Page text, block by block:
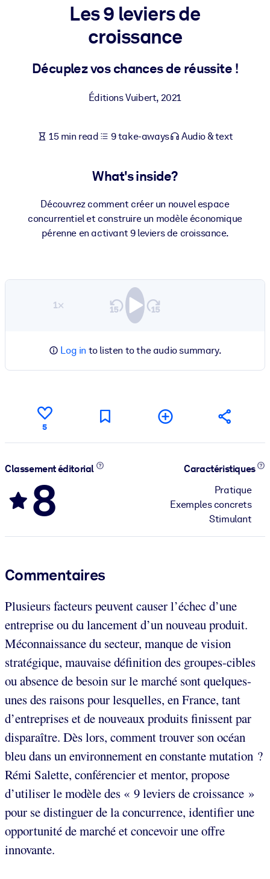
Bring bite-sized, verified knowledge into your LMS/LXP for
learning results.
For Corporate Libraries
knowledge.
Fuel your AI systems with reliable, structured knowledge to
Les 9 leviers de
croissance
Décuplez vos chances de réussite !
Éditions Vuibert, 2021
15 min read 9 take-aways Audio & text
What's inside?
Découvrez comment créer un nouvel espace
concurrentiel et construire un modèle économique
pérenne en activant 9 leviers de croissance.
1×
Log in to listen to the audio summary.
5
Classement éditorial
8
Caractéristiques
Pratique
Exemples concrets
Stimulant
Commentaires
Plusieurs facteurs peuvent causer l’échec d’une
entreprise ou du lancement d’un nouveau produit.
Méconnaissance du secteur, manque de vision
stratégique, mauvaise définition des groupes-cibles
ou absence de besoin sur le marché sont quelques-
unes des raisons pour lesquelles, en France, tant
d’entreprises et de nouveaux produits finissent par
disparaître. Dès lors, comment trouver son océan
bleu dans un environnement en constante mutation ?
Rémi Salette, conférencier et mentor, propose
d’utiliser le modèle des « 9 leviers de croissance »
pour se distinguer de la concurrence, identifier une
opportunité de marché et concevoir une offre
innovante.